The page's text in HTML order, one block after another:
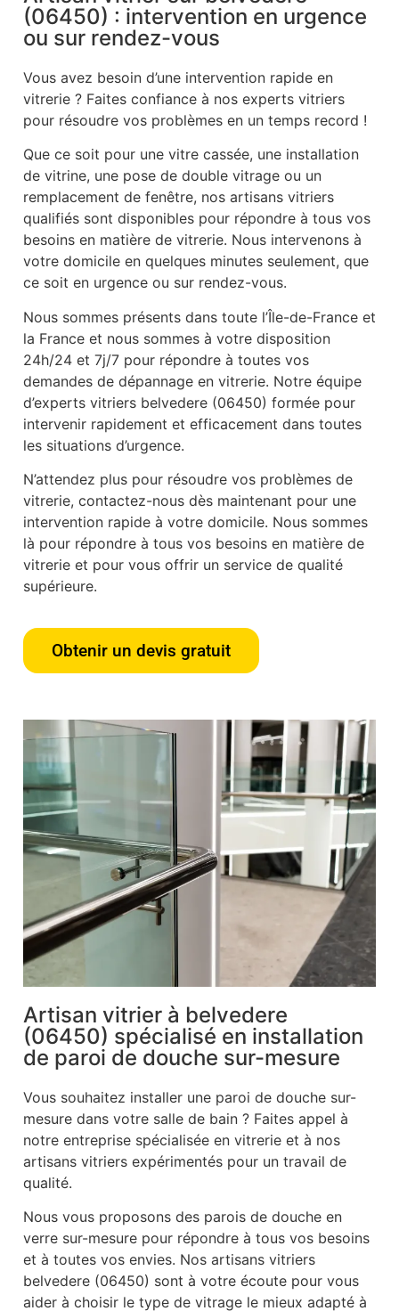
(06450) : intervention en urgence
ou sur rendez-vous
Vous avez besoin d’une intervention rapide en
vitrerie ? Faites confiance à nos experts vitriers
pour résoudre vos problèmes en un temps record !
Que ce soit pour une vitre cassée, une installation
de vitrine, une pose de double vitrage ou un
remplacement de fenêtre, nos artisans vitriers
qualifiés sont disponibles pour répondre à tous vos
besoins en matière de vitrerie. Nous intervenons à
votre domicile en quelques minutes seulement, que
ce soit en urgence ou sur rendez-vous.
Nous sommes présents dans toute l’Île-de-France et
la France et nous sommes à votre disposition
24h/24 et 7j/7 pour répondre à toutes vos
demandes de dépannage en vitrerie. Notre équipe
d’experts vitriers belvedere (06450) formée pour
intervenir rapidement et efficacement dans toutes
les situations d’urgence.
N’attendez plus pour résoudre vos problèmes de
vitrerie, contactez-nous dès maintenant pour une
intervention rapide à votre domicile. Nous sommes
là pour répondre à tous vos besoins en matière de
vitrerie et pour vous offrir un service de qualité
supérieure.
Obtenir un devis gratuit
Artisan vitrier à belvedere
(06450) spécialisé en installation
de paroi de douche sur-mesure
Vous souhaitez installer une paroi de douche sur-
mesure dans votre salle de bain ? Faites appel à
notre entreprise spécialisée en vitrerie et à nos
artisans vitriers expérimentés pour un travail de
qualité.
Nous vous proposons des parois de douche en
verre sur-mesure pour répondre à tous vos besoins
et à toutes vos envies. Nos artisans vitriers
belvedere (06450) sont à votre écoute pour vous
aider à choisir le type de vitrage le mieux adapté à